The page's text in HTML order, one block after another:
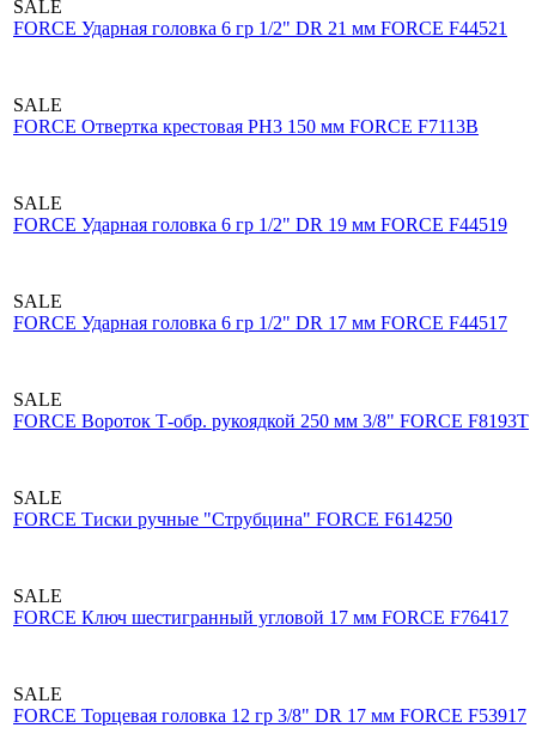
SALE
FORCE Ударная головка 6 гр 1/2" DR 21 мм FORCE F44521
SALE
FORCE Отвертка крестовая РН3 150 мм FORCE F7113В
SALE
FORCE Ударная головка 6 гр 1/2" DR 19 мм FORCE F44519
SALE
FORCE Ударная головка 6 гр 1/2" DR 17 мм FORCE F44517
SALE
FORCE Вороток Т-обр. рукоядкой 250 мм 3/8" FORCE F8193Т
SALE
FORCE Тиски ручные "Струбцина" FORCE F614250
SALE
FORCE Ключ шестигранный угловой 17 мм FORCE F76417
SALE
FORCE Торцевая головка 12 гр 3/8" DR 17 мм FORCE F53917